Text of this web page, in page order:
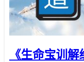
《生命宝训